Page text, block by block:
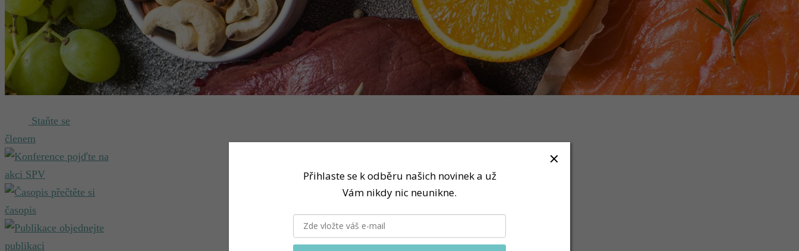
Staňte se
členem
pojďte na
akci SPV
přečtěte si
časopis
objednejte
publikaci
Přihlaste se k odběru našich novinek a už
Vám nikdy nic neunikne.